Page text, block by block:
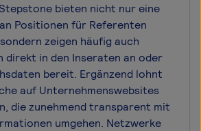
bieten nicht nur eine
Positionen für Referenten
zeigen häufig auch
direkt in den Inseraten an oder
bereit. Ergänzend lohnt
auf Unternehmenswebsites
die zunehmend transparent mit
umgehen. Netzwerke